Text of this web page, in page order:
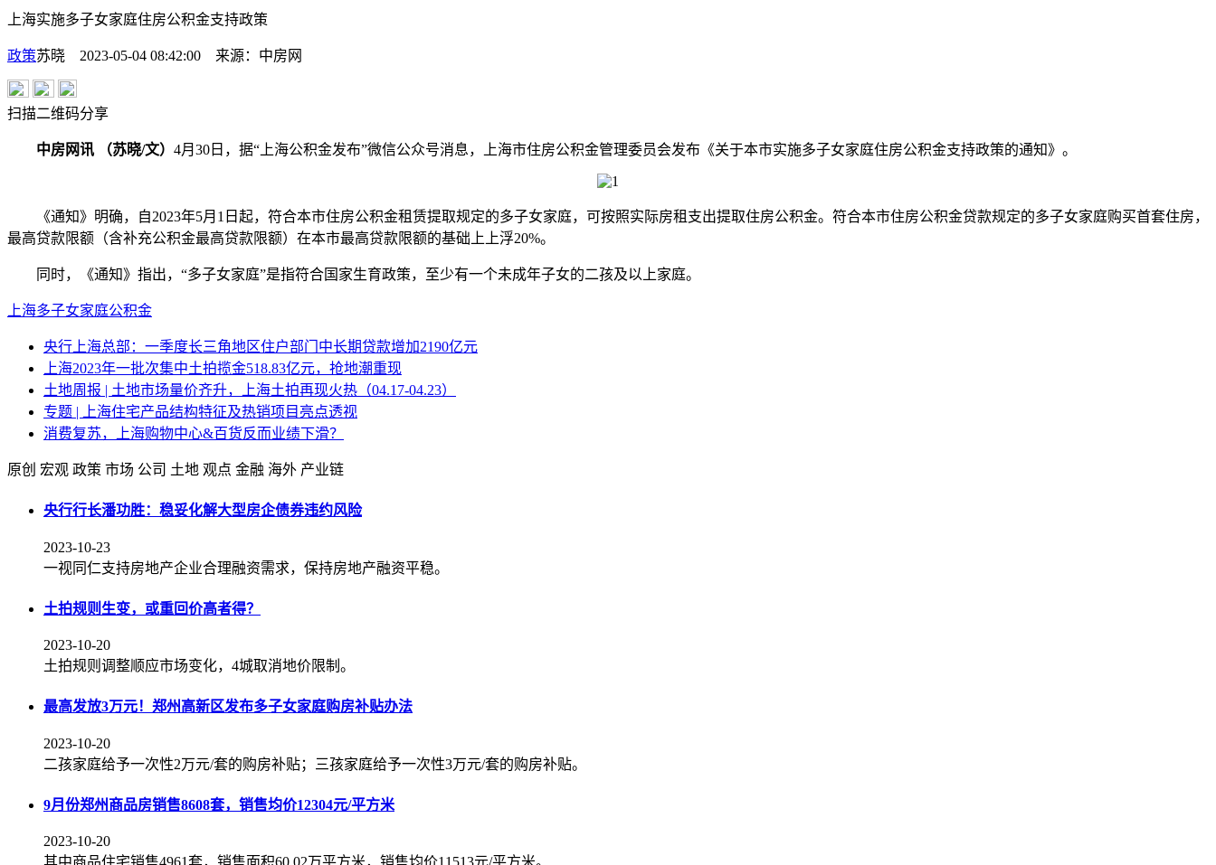
上海实施多子女家庭住房公积金支持政策
政策苏晓 2023-05-04 08:42:00 来源： 中房网
扫描二维码分享
中房网讯 （苏晓/文） 4月30日，据“上海公积金发布”微信公众号消息，上海市住房公积金管理委员会发布《关于本市实施多子女家庭住房公积金支持政策的通知》。
《通知》明确，自2023年5月1日起，符合本市住房公积金租赁提取规定的多子女家庭，可按照实际房租支出提取住房公积金。符合本市住房公积金贷款规定的多子女家庭购买首套住房，
最高贷款限额（含补充公积金最高贷款限额）在本市最高贷款限额的基础上上浮20%。
同时，《通知》指出，“多子女家庭”是指符合国家生育政策，至少有一个未成年子女的二孩及以上家庭。
上海多子女家庭公积金
央行上海总部：一季度长三角地区住户部门中长期贷款增加2190亿元
上海2023年一批次集中土拍揽金518.83亿元，抢地潮重现
土地周报 | 土地市场量价齐升，上海土拍再现火热（04.17-04.23）
专题 | 上海住宅产品结构特征及热销项目亮点透视
消费复苏，上海购物中心&百货反而业绩下滑？
原创 宏观 政策 市场 公司 土地 观点 金融 海外 产业链
央行行长潘功胜：稳妥化解大型房企债券违约风险
2023-10-23
一视同仁支持房地产企业合理融资需求，保持房地产融资平稳。
土拍规则生变，或重回价高者得？
2023-10-20
土拍规则调整顺应市场变化，4城取消地价限制。
最高发放3万元！郑州高新区发布多子女家庭购房补贴办法
2023-10-20
二孩家庭给予一次性2万元/套的购房补贴；三孩家庭给予一次性3万元/套的购房补贴。
9月份郑州商品房销售8608套，销售均价12304元/平方米
2023-10-20